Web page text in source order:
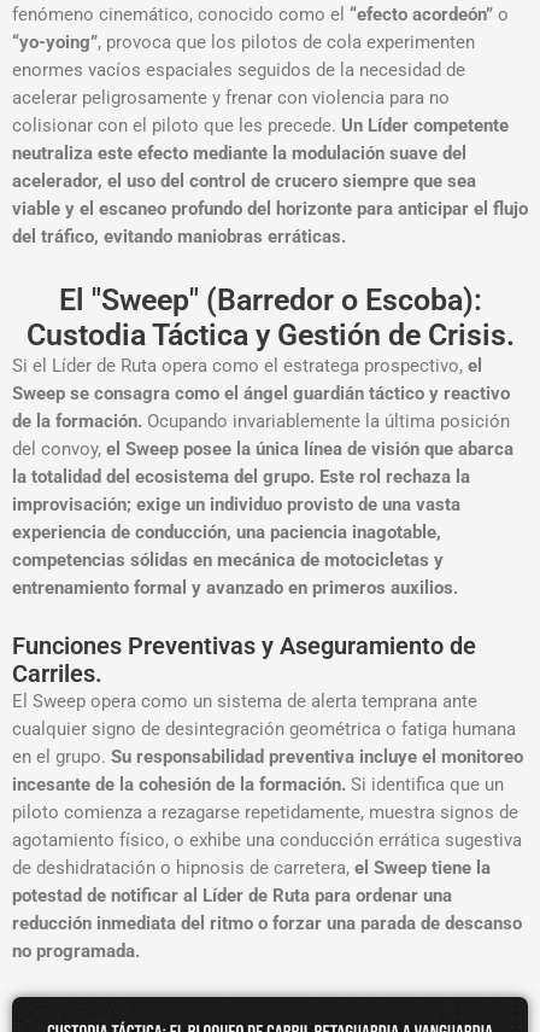
fenómeno cinemático, conocido como el “efecto acordeón” o
“yo-yoing”, provoca que los pilotos de cola experimenten
enormes vacíos espaciales seguidos de la necesidad de
acelerar peligrosamente y frenar con violencia para no
colisionar con el piloto que les precede. Un Líder competente
neutraliza este efecto mediante la modulación suave del
acelerador, el uso del control de crucero siempre que sea
viable y el escaneo profundo del horizonte para anticipar el flujo
del tráfico, evitando maniobras erráticas.
El "Sweep" (Barredor o Escoba):
Custodia Táctica y Gestión de Crisis.
Si el Líder de Ruta opera como el estratega prospectivo, el
Sweep se consagra como el ángel guardián táctico y reactivo
de la formación. Ocupando invariablemente la última posición
del convoy, el Sweep posee la única línea de visión que abarca
la totalidad del ecosistema del grupo. Este rol rechaza la
improvisación; exige un individuo provisto de una vasta
experiencia de conducción, una paciencia inagotable,
competencias sólidas en mecánica de motocicletas y
entrenamiento formal y avanzado en primeros auxilios.
Funciones Preventivas y Aseguramiento de
Carriles.
El Sweep opera como un sistema de alerta temprana ante
cualquier signo de desintegración geométrica o fatiga humana
en el grupo. Su responsabilidad preventiva incluye el monitoreo
incesante de la cohesión de la formación. Si identifica que un
piloto comienza a rezagarse repetidamente, muestra signos de
agotamiento físico, o exhibe una conducción errática sugestiva
de deshidratación o hipnosis de carretera, el Sweep tiene la
potestad de notificar al Líder de Ruta para ordenar una
reducción inmediata del ritmo o forzar una parada de descanso
no programada.